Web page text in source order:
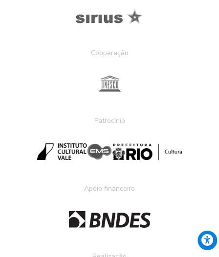
Cooperação
Patrocínio
Apoio financeiro